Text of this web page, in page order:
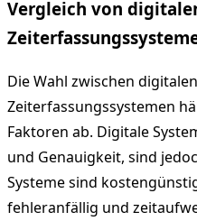
Vergleich von
Die Wahl zwischen
Zeiterfassungssystemen
Faktoren ab. Digitale
und Genauigkeit, sind
Systeme sind
fehleranfällig und